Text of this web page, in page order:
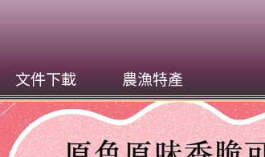
文件下載 農漁特產